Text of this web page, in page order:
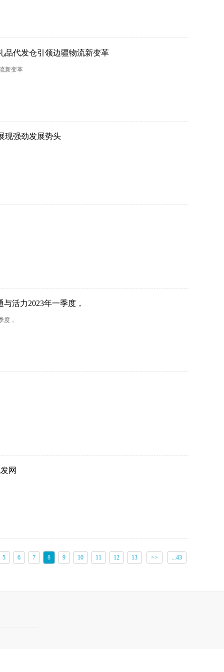
代发仓引领边疆物流新变革
新变革
现强劲发展势头
活力2023年一季度，
度，
网
5 6 7 8 9 10 11 12 13 >> ...43